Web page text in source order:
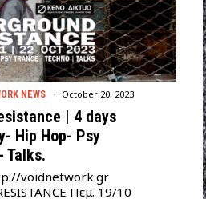
NEWS October 20, 2023
| 4 days
Hip Hop- Psy
Talks.
voidnetwork.gr
Πεμ. 19/10